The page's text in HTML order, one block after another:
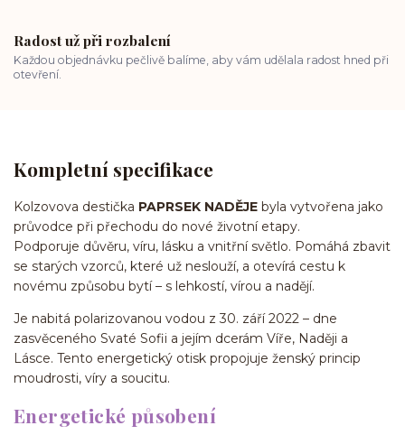
Radost už při rozbalení
Každou objednávku pečlivě balíme, aby vám udělala radost hned při
otevření.
Kompletní specifikace
Kolzovova destička PAPRSEK NADĚJE byla vytvořena jako
průvodce při přechodu do nové životní etapy.
Podporuje důvěru, víru, lásku a vnitřní světlo. Pomáhá zbavit
se starých vzorců, které už neslouží, a otevírá cestu k
novému způsobu bytí – s lehkostí, vírou a nadějí.
Je nabitá polarizovanou vodou z 30. září 2022 – dne
zasvěceného Svaté Sofii a jejím dcerám Víře, Naději a
Lásce. Tento energetický otisk propojuje ženský princip
moudrosti, víry a soucitu.
Energetické působení